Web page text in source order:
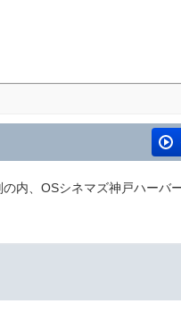
内、OSシネマズ神戸ハーバ